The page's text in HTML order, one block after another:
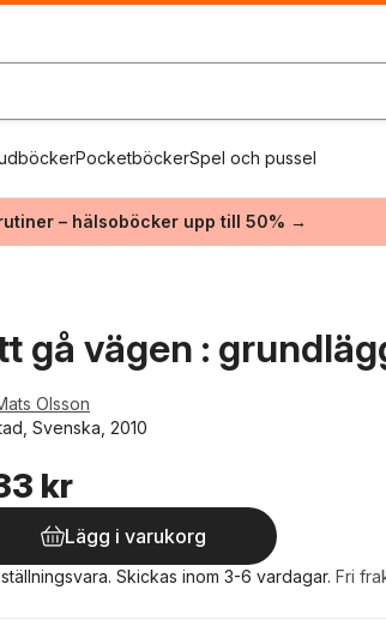
PocketböckerSpel och pussel
– hälsoböcker upp till 50% →
gå vägen :
Olsson
Svenska, 2010
kr
Lägg i varukorg
Skickas inom 3-6 vardagar. Fri